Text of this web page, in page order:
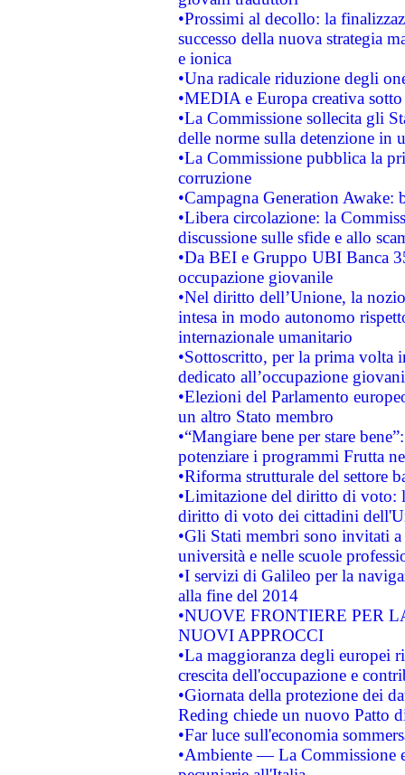
•Prossimi al decollo: la
successo della nuova strategia
e ionica
•Una radicale riduzione degli
•MEDIA e Europa creativa
•La Commissione sollecita gli
delle norme sulla detenzione in
•La Commissione pubblica la
corruzione
•Campagna Generation
•Libera circolazione: la
discussione sulle sfide e allo
•Da BEI e Gruppo UBI Banca
occupazione giovanile
•Nel diritto dell’Unione, la
intesa in modo autonomo
internazionale umanitario
•Sottoscritto, per la prima volta
dedicato all’occupazione
•Elezioni del Parlamento
un altro Stato membro
•“Mangiare bene per stare
potenziare i programmi Frutta
•Riforma strutturale del settore
•Limitazione del diritto di voto:
diritto di voto dei cittadini
•Gli Stati membri sono invitati
università e nelle scuole
•I servizi di Galileo per la
alla fine del 2014
•NUOVE FRONTIERE PER
NUOVI APPROCCI
•La maggioranza degli europei
crescita dell'occupazione e
•Giornata della protezione dei
Reding chiede un nuovo Patto
•Far luce sull'economia
•Ambiente — La Commissione